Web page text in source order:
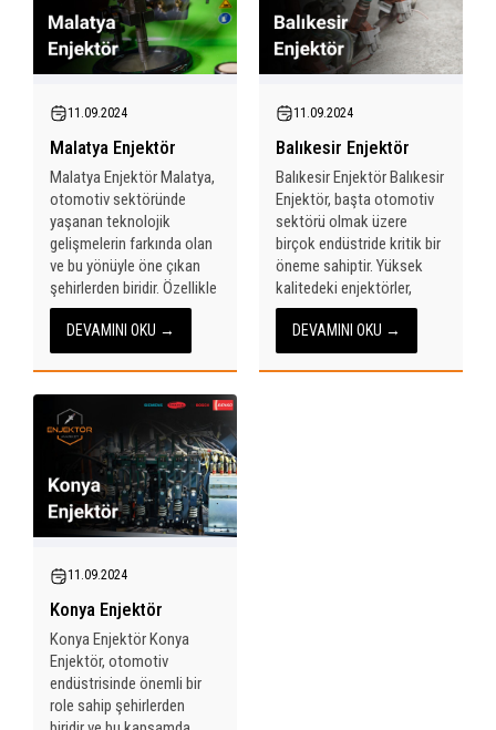
11.09.2024
Malatya Enjektör
Malatya Enjektör Malatya,
otomotiv sektöründe
yaşanan teknolojik
gelişmelerin farkında olan
ve bu yönüyle öne çıkan
şehirlerden biridir. Özellikle
enjektör sistemlerindeki
yenilikler, Malatya’daki
araç sahiplerinin ve servis
sağlayıcılarının dikkatini
çekmektedir. Malatya
enjektör piyasası, hem
kaliteli ürün...
DEVAMINI OKU →
11.09.2024
Balıkesir Enjektör
Balıkesir Enjektör Balıkesir
Enjektör, başta otomotiv
sektörü olmak üzere
birçok endüstride kritik bir
öneme sahiptir. Yüksek
kalitedeki enjektörler,
motor performansını
artırmak ve yakıt
verimliliğini sağlamak
adına büyük bir rol
DEVAMINI OKU →
11.09.2024
Konya Enjektör
Konya Enjektör Konya
Enjektör, otomotiv
endüstrisinde önemli bir
role sahip şehirlerden
Fatih Bey